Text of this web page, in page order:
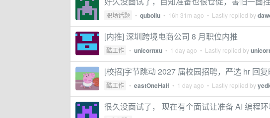
职场话题 • quboliu • 16h 31m ago • Lastly replied by
[内推] 深圳跨境电商公司 8 月职位内推
酷工作 • unicornxu • 1 day ago • Lastly replied by
[校招]字节跳动 2027 届校园招聘，严选 hr 回
酷工作 • eastOneHalf • 1 day ago • Lastly replied by
很久没面试了， 现在有个面试让准备 AI 编程